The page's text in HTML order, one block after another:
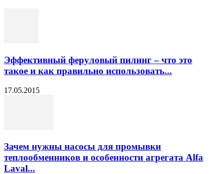
Эффективный феруловый пилинг – что это
такое и как правильно использовать...
17.05.2015
Зачем нужны насосы для промывки
теплообменников и особенности агрегата Alfa
Laval...